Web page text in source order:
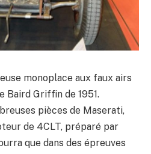
monoplace aux faux airs
Baird Griffin de 1951.
pièces de Maserati,
de 4CLT, préparé par
que dans des épreuves